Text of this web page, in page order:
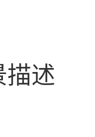
描述